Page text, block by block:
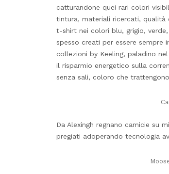
catturandone quei rari colori
tintura, materiali ricercati, qualità
t-shirt nei colori blu, grigio,
spesso creati per essere sempre
collezioni by Keeling, paladino
il risparmio energetico sulla
senza sali, coloro che
Da Alexingh regnano camicie su
pregiati adoperando tecnologia